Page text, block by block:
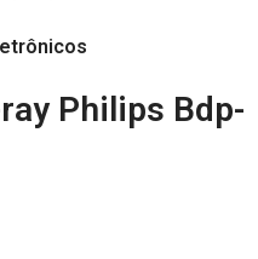
Philips Bdp-